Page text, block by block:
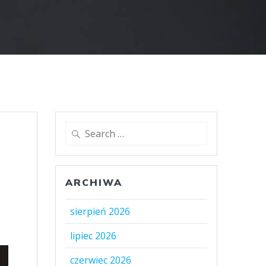
Search
ARCHIWA
sierpień 2026
lipiec 2026
czerwiec 2026